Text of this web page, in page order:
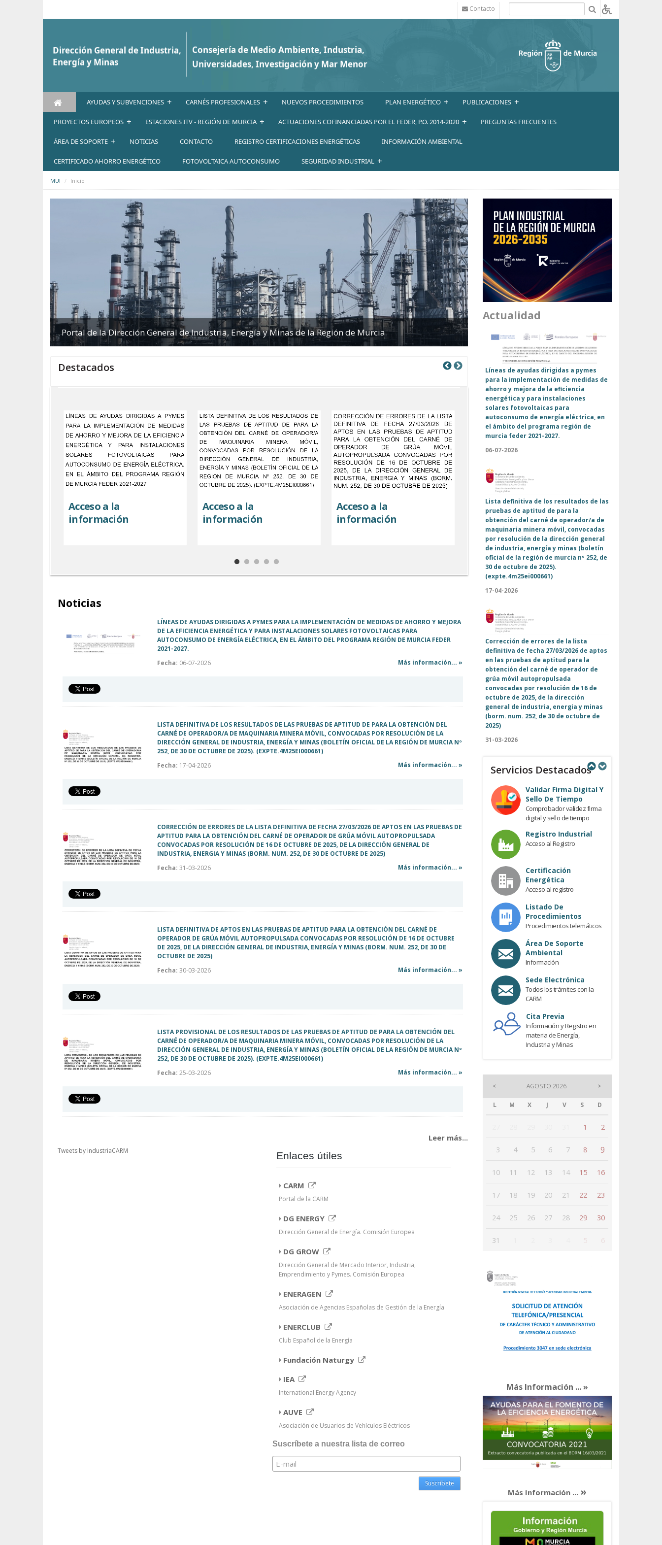
Contacto
AYUDAS Y SUBVENCIONES + CARNÉS PROFESIONALES + NUEVOS PROCEDIMIENTOS PLAN ENERGÉTICO + PUBLICACIONES +
PROYECTOS EUROPEOS + ESTACIONES ITV - REGIÓN DE MURCIA + ACTUACIONES COFINANCIADAS POR EL FEDER, P.O. 2014-2020 + PREGUNTAS FRECUENTES
ÁREA DE SOPORTE + NOTICIAS CONTACTO REGISTRO CERTIFICACIONES ENERGÉTICAS INFORMACIÓN AMBIENTAL
CERTIFICADO AHORRO ENERGÉTICO FOTOVOLTAICA AUTOCONSUMO SEGURIDAD INDUSTRIAL +
MUI Inicio
Portal de la Dirección General de Industria, Energía y Minas de la Región de Murcia
Destacados
Acceso a la
información
Acceso a la
información
Acceso a la
información
Acceso a la
información
Acceso a la
Previous
Noticias
LÍNEAS DE AYUDAS DIRIGIDAS A PYMES PARA LA IMPLEMENTACIÓN DE MEDIDAS DE AHORRO Y MEJORA
DE LA EFICIENCIA ENERGÉTICA Y PARA INSTALACIONES SOLARES FOTOVOLTAICAS PARA
AUTOCONSUMO DE ENERGÍA ELÉCTRICA, EN EL ÁMBITO DEL PROGRAMA REGIÓN DE MURCIA FEDER
2021-2027.
Fecha: 06-07-2026 Más información... »
LISTA DEFINITIVA DE LOS RESULTADOS DE LAS PRUEBAS DE APTITUD DE PARA LA OBTENCIÓN DEL
CARNÉ DE OPERADOR/A DE MAQUINARIA MINERA MÓVIL, CONVOCADAS POR RESOLUCIÓN DE LA
DIRECCIÓN GENERAL DE INDUSTRIA, ENERGÍA Y MINAS (BOLETÍN OFICIAL DE LA REGIÓN DE MURCIA Nº
252, DE 30 DE OCTUBRE DE 2025). (EXPTE.4M25EI000661)
Fecha: 17-04-2026 Más información... »
CORRECCIÓN DE ERRORES DE LA LISTA DEFINITIVA DE FECHA 27/03/2026 DE APTOS EN LAS PRUEBAS DE
APTITUD PARA LA OBTENCIÓN DEL CARNÉ DE OPERADOR DE GRÚA MÓVIL AUTOPROPULSADA
CONVOCADAS POR RESOLUCIÓN DE 16 DE OCTUBRE DE 2025, DE LA DIRECCIÓN GENERAL DE
INDUSTRIA, ENERGIA Y MINAS (BORM. NUM. 252, DE 30 DE OCTUBRE DE 2025)
Fecha: 31-03-2026 Más información... »
LISTA DEFINITIVA DE APTOS EN LAS PRUEBAS DE APTITUD PARA LA OBTENCIÓN DEL CARNÉ DE
OPERADOR DE GRÚA MÓVIL AUTOPROPULSADA CONVOCADAS POR RESOLUCIÓN DE 16 DE OCTUBRE
DE 2025, DE LA DIRECCIÓN GENERAL DE INDUSTRIA, ENERGÍA Y MINAS (BORM. NUM. 252, DE 30 DE
OCTUBRE DE 2025)
Fecha: 30-03-2026 Más información... »
LISTA PROVISIONAL DE LOS RESULTADOS DE LAS PRUEBAS DE APTITUD DE PARA LA OBTENCIÓN DEL
CARNÉ DE OPERADOR/A DE MAQUINARIA MINERA MÓVIL, CONVOCADAS POR RESOLUCIÓN DE LA
DIRECCIÓN GENERAL DE INDUSTRIA, ENERGÍA Y MINAS (BOLETÍN OFICIAL DE LA REGIÓN DE MURCIA Nº
252, DE 30 DE OCTUBRE DE 2025). (EXPTE.4M25EI000661)
Fecha: 25-03-2026 Más información... »
Leer más...
Tweets by IndustriaCARM Enlaces útiles
CARM
Portal de la CARM
DG ENERGY
Dirección General de Energía. Comisión Europea
DG GROW
Dirección General de Mercado Interior, Industria,
Emprendimiento y Pymes. Comisión Europea
ENERAGEN
Asociación de Agencias Españolas de Gestión de la Energía
ENERCLUB
Club Español de la Energía
Fundación Naturgy
IEA
International Energy Agency
AUVE
Asociación de Usuarios de Vehículos Eléctricos
Suscríbete a nuestra lista de correo
Actualidad
Líneas de ayudas dirigidas a pymes
para la implementación de medidas de
ahorro y mejora de la eficiencia
energética y para instalaciones
solares fotovoltaicas para
autoconsumo de energía eléctrica, en
el ámbito del programa región de
murcia feder 2021-2027.
06-07-2026
Lista definitiva de los resultados de las
pruebas de aptitud de para la
obtención del carné de operador/a de
maquinaria minera móvil, convocadas
por resolución de la dirección general
de industria, energía y minas (boletín
oficial de la región de murcia nº 252, de
30 de octubre de 2025).
(expte.4m25ei000661)
17-04-2026
Corrección de errores de la lista
definitiva de fecha 27/03/2026 de aptos
en las pruebas de aptitud para la
obtención del carné de operador de
grúa móvil autopropulsada
convocadas por resolución de 16 de
octubre de 2025, de la dirección
general de industria, energia y minas
(borm. num. 252, de 30 de octubre de
2025)
31-03-2026
Servicios Destacados
Validar Firma Digital Y
Sello De Tiempo
Comprobador validez firma
digital y sello de tiempo
Registro Industrial
Acceso al Registro
Certificación
Energética
Acceso al registro
Listado De
Procedimientos
Procedimientos telemáticos
Área De Soporte
Ambiental
Información
Sede Electrónica
Todos los trámites con la
CARM
Cita Previa
Información y Registro en
materia de Energía,
Industria y Minas
Previous
< AGOSTO 2026 >
L M X J V S D
1 2
3 4 5 6 7 8 9
10 11 12 13 14 15 16
17 18 19 20 21 22 23
24 25 26 27 28 29 30
31 5 6
Más Información ... »
Más Información ... »